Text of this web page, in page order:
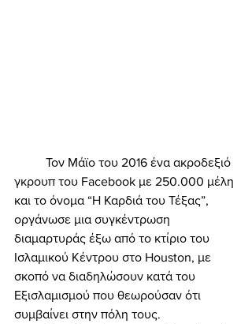
γκρουπ του Facebook με 250.000 μέλη
και το όνομα “Η Καρδιά του Τέξας”,
οργάνωσε μια συγκέντρωση
διαμαρτυράς έξω από το κτίριο του
Ισλαμικού Κέντρου στο Houston, με
σκοπό να διαδηλώσουν κατά του
Εξισλαμισμού που θεωρούσαν ότι
συμβαίνει στην πόλη τους.